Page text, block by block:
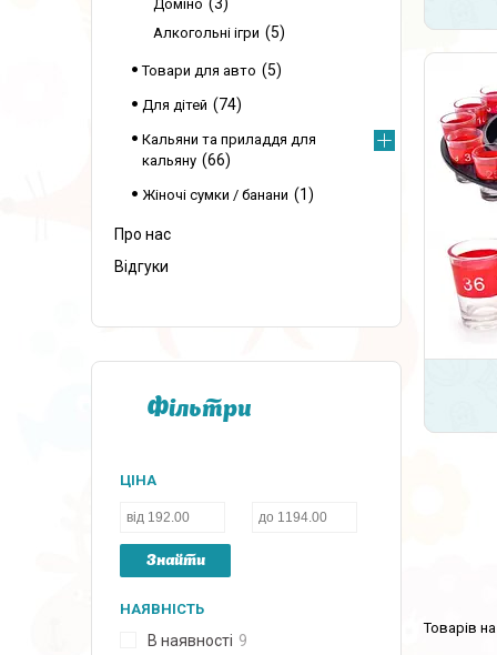
Доміно
Алкогольні ігри 5
Товари для авто 5
Для дітей 74
Кальяни та приладдя для
кальяну
66
Жіночі сумки / банани 1
Про нас
Відгуки
Фільтри
ЦІНА
Знайти
НАЯВНІСТЬ
В наявності 9